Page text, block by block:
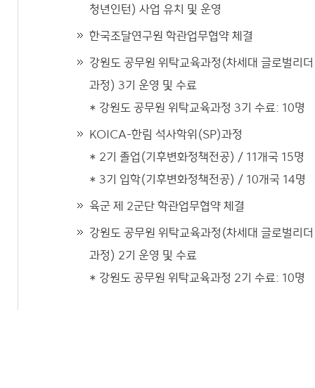
청년인턴) 사업 유치 및 운영
한국조달연구원 학관업무협약 체결
강원도 공무원 위탁교육과정(차세대 글로벌리더
과정) 3기 운영 및 수료
* 강원도 공무원 위탁교육과정 3기 수료: 10명
KOICA-한림 석사학위(SP)과정
* 2기 졸업(기후변화정책전공) / 11개국 15명
* 3기 입학(기후변화정책전공) / 10개국 14명
육군 제 2군단 학관업무협약 체결
강원도 공무원 위탁교육과정(차세대 글로벌리더
과정) 2기 운영 및 수료
* 강원도 공무원 위탁교육과정 2기 수료: 10명